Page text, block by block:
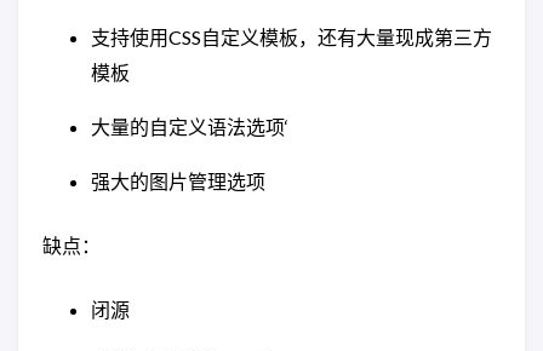
支持使用CSS自定义模板，还有大量现成第三方
模板
大量的自定义语法选项‘
强大的图片管理选项
缺点：
闭源